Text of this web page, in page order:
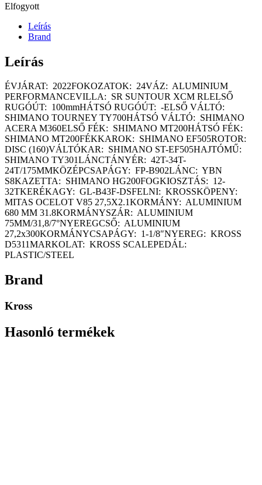
Elfogyott
Leírás
Brand
Leírás
ÉVJÁRAT: 2022FOKOZATOK: 24VÁZ: ALUMINIUM
PERFORMANCEVILLA: SR SUNTOUR XCM RLELSŐ
RUGÓÚT: 100mmHÁTSÓ RUGÓÚT: -ELSŐ VÁLTÓ:
SHIMANO TOURNEY TY700HÁTSÓ VÁLTÓ: SHIMANO
ACERA M360ELSŐ FÉK: SHIMANO MT200HÁTSÓ FÉK:
SHIMANO MT200FÉKKAROK: SHIMANO EF505ROTOR:
DISC (160)VÁLTÓKAR: SHIMANO ST-EF505HAJTÓMŰ:
SHIMANO TY301LÁNCTÁNYÉR: 42T-34T-
24T/175MMKÖZÉPCSAPÁGY: FP-B902LÁNC: YBN
S8KAZETTA: SHIMANO HG200FOGKIOSZTÁS: 12-
32TKERÉKAGY: GL-B43F-DSFELNI: KROSSKÖPENY:
MITAS OCELOT V85 27,5X2.1KORMÁNY: ALUMINIUM
680 MM 31.8KORMÁNYSZÁR: ALUMINIUM
75MM/31,8/7°NYEREGCSŐ: ALUMINIUM
27,2x300KORMÁNYCSAPÁGY: 1-1/8″NYEREG: KROSS
D5311MARKOLAT: KROSS SCALEPEDÁL:
PLASTIC/STEEL
Brand
Kross
Hasonló termékek